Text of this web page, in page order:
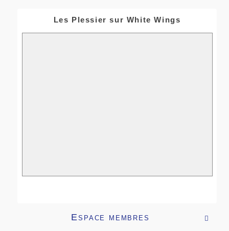
Les Plessier sur White Wings

Espace membres